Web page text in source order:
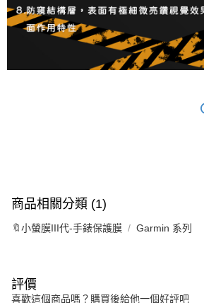
商品相關分類 (1)
🔖小螢膜III代-手錶保護膜 Garmin 系列
評價
喜歡這個商品嗎？購買後給他一個好評吧